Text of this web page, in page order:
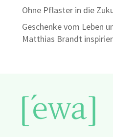
Ohne Pflaster in die
Geschenke vom Leben
Matthias Brandt